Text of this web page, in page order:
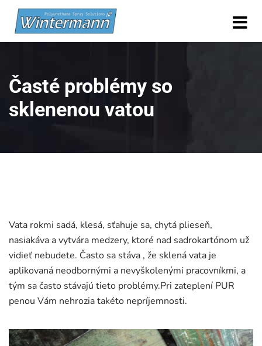
Časté problémy so
sklenenou vatou
Vata rokmi sadá, klesá, sťahuje sa, chytá plieseň,
nasiakáva a vytvára medzery, ktoré nad sadrokartónom už
vidieť nebudete. Často sa stáva , že sklená vata je
aplikovaná neodbornými a nevyškolenými pracovníkmi, a
tým sa často stávajú tieto problémy.Pri zateplení PUR
penou Vám nehrozia takéto nepríjemnosti.